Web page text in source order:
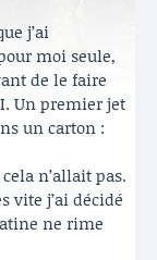
j’ai
moi seule,
de le faire
Un premier jet
un carton :
n’allait pas.
vite j’ai décidé
ne rime